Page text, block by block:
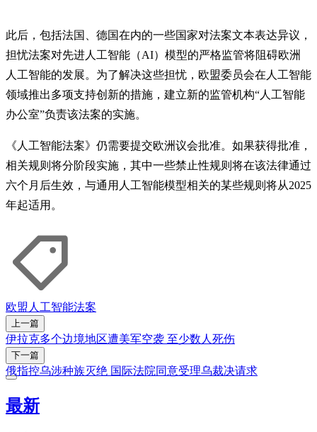
此后，包括法国、德国在内的一些国家对法案文本表达异议，
担忧法案对先进人工智能（AI）模型的严格监管将阻碍欧洲
人工智能的发展。为了解决这些担忧，欧盟委员会在人工智能
领域推出多项支持创新的措施，建立新的监管机构“人工智能
办公室”负责该法案的实施。
《人工智能法案》仍需要提交欧洲议会批准。如果获得批准，
相关规则将分阶段实施，其中一些禁止性规则将在该法律通过
六个月后生效，与通用人工智能模型相关的某些规则将从2025
年起适用。
欧盟 人工智能法案
上一篇
伊拉克多个边境地区遭美军空袭 至少数人死伤
下一篇
俄指控乌涉种族灭绝 国际法院同意受理乌裁决请求
最新